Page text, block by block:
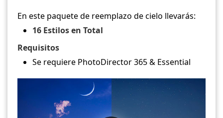
En este paquete de reemplazo de cielo llevarás:
16 Estilos en Total
Requisitos
Se requiere PhotoDirector 365 & Essential